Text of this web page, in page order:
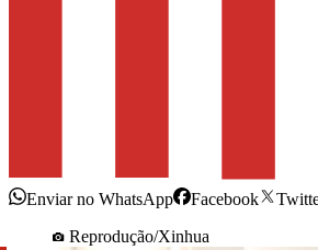
Enviar no WhatsApp Facebook
Reprodução/Xinhua